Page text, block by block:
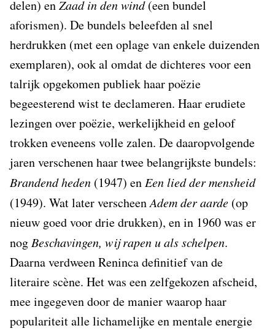
delen) enZaad in den wind(een bundel
aforismen). De bundels beleefden al snel
herdrukken (met een oplage van enkele duizenden
exemplaren), ook al omdat de dichteres voor een
talrijk opgekomen publiek haar poëzie
begeesterend wist te declameren. Haar erudiete
lezingen over poëzie, werkelijkheid en geloof
trokken eveneens volle zalen. De daaropvolgende
jaren verschenen haar twee belangrijkste bundels:
Brandend heden (1947) en Een lied der mensheid
(1949). Wat later verscheenAdem der aarde (op
nieuw goed voor drie drukken), en in 1960 was er
nog Beschavingen, wij rapen u als schelpen.
Daarna verdween Reninca definitief van de
literaire scène. Het was een zelfgekozen afscheid,
mee ingegeven door de manier waarop haar
populariteit alle lichamelijke en mentale energie